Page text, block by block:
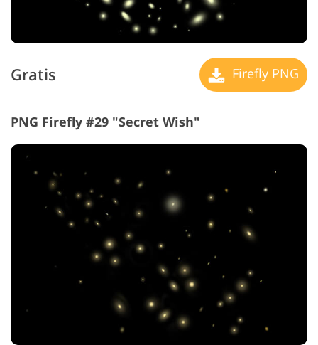
Gratis Firefly PNG
PNG Firefly #29 "Secret Wish"